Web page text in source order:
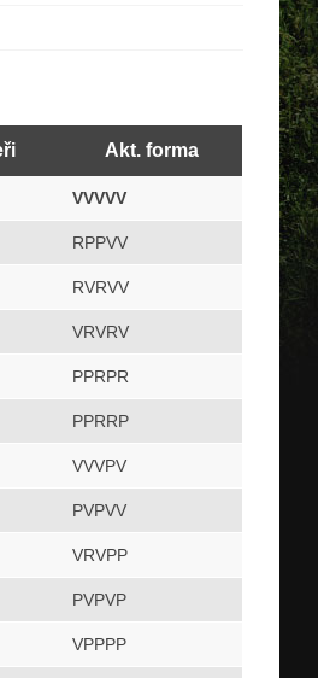
Akt. forma
VVVVV
RPPVV
RVRVV
VRVRV
PPRPR
PPRRP
VVVPV
PVPVV
VRVPP
PVPVP
VPPPP